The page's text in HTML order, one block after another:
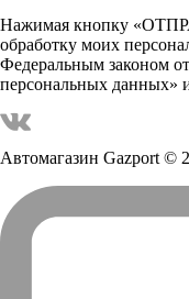
Нажимая кнопку
обработку моих
Федеральным законом
персональных данных»
Автомагазин Gazport©